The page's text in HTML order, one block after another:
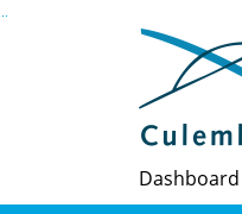
Ga naar de inhoud van
Ga naar het zoeken
Ga naar het menu
Dashboard